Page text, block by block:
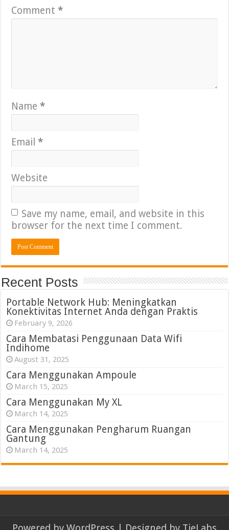
Comment*
Name*
Email*
Website
Save my name, email, and website in this
browser for the next time I comment.
Recent Posts
Portable Network Hub: Meningkatkan
Konektivitas Internet Anda dengan Praktis
February 9, 2026
Cara Membatasi Penggunaan Data Wifi
Indihome
August 31, 2025
Cara Menggunakan Ampoule
March 15, 2025
Cara Menggunakan My XL
March 14, 2025
Cara Menggunakan Pengharum Ruangan
Gantung
March 14, 2025